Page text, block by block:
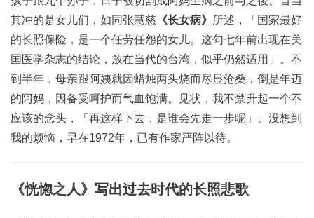
其冲的是女儿们，如同张慧慈 《长女病》 所述，「国家最好
的长照保险，是一个任劳任怨的女儿。这句七年前出现在美
国医学杂志的结论，放在当代的台湾，似乎仍然适用」。不
到半年，母亲跟阿姨就因蜡烛两头烧而尽显沧桑，倒是年迈
的阿妈，因备受呵护而气血饱满。见状，我不禁升起一个不
应该的念头，「再这样下去，是谁会先走一步呢」。没想到
我的烦恼，早在1972年，已有作家严阵以待。
《恍惚之人》写出过去时代的长照悲歌